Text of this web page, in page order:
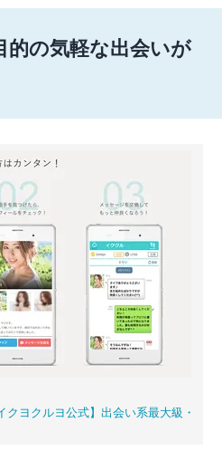
的の気軽な出会いが
ヨクルヨ公式】出会い系最大級・